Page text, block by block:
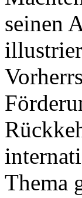
seinen
Thema